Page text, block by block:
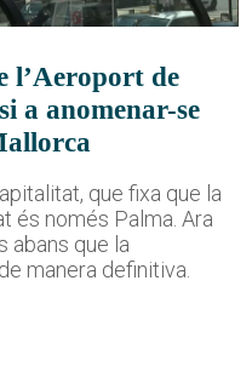
l’Aeroport de
a anomenar-se
que fixa que la
és només Palma. Ara
abans que la
manera definitiva.